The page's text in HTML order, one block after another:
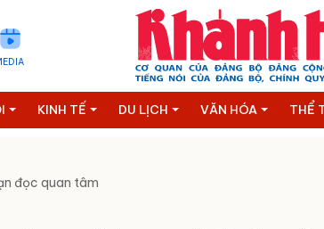
KINH TẾ DU LỊCH VĂN HÓA THỂ
đọc quan tâm